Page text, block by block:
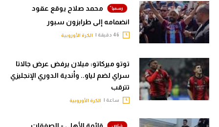
محمد صلاح يوقع عقود
انضمامه إلى طرابزون سبور
الكرة الأوروبية
توتو ميركاتو: ميلان يرفض عرض جالاتا
سراي لضم لياو.. وأندية الدوري الإنجليزي
تترقب
ساعة | الكرة الأوروبية
قائمة الأهلي - الصفقات